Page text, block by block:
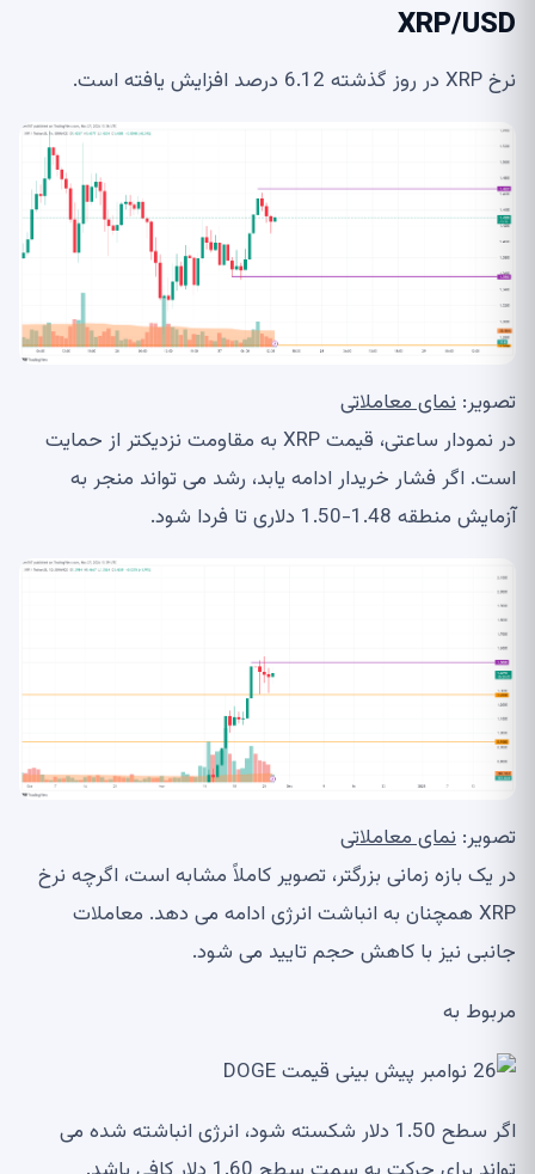
XRP/USD
نرخ XRP در روز گذشته 6.12 درصد افزایش یافته است.
تصویر: نمای معاملاتی
در نمودار ساعتی، قیمت XRP به مقاومت نزدیکتر از حمایت
است. اگر فشار خریدار ادامه یابد، رشد می تواند منجر به
آزمایش منطقه 1.48-1.50 دلاری تا فردا شود.
تصویر: نمای معاملاتی
در یک بازه زمانی بزرگتر، تصویر کاملاً مشابه است، اگرچه نرخ
XRP همچنان به انباشت انرژی ادامه می دهد. معاملات
جانبی نیز با کاهش حجم تایید می شود.
مربوط به
اگر سطح 1.50 دلار شکسته شود، انرژی انباشته شده می